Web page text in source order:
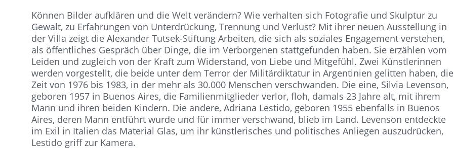
Können Bilder aufklären und die Welt verändern? Wie verhalten sich Fotografie und Skulptur zu
Gewalt, zu Erfahrungen von Unterdrückung, Trennung und Verlust? Mit ihrer neuen Ausstellung in
der Villa zeigt die Alexander Tutsek-Stiftung Arbeiten, die sich als soziales Engagement verstehen,
als öffentliches Gespräch über Dinge, die im Verborgenen stattgefunden haben. Sie erzählen vom
Leiden und zugleich von der Kraft zum Widerstand, von Liebe und Mitgefühl. Zwei Künstlerinnen
werden vorgestellt, die beide unter dem Terror der Militärdiktatur in Argentinien gelitten haben, die
Zeit von 1976 bis 1983, in der mehr als 30.000 Menschen verschwanden. Die eine, Silvia Levenson,
geboren 1957 in Buenos Aires, die Familienmitglieder verlor, floh, damals 23 Jahre alt, mit ihrem
Mann und ihren beiden Kindern. Die andere, Adriana Lestido, geboren 1955 ebenfalls in Buenos
Aires, deren Mann entführt wurde und für immer verschwand, blieb im Land. Levenson entdeckte
im Exil in Italien das Material Glas, um ihr künstlerisches und politisches Anliegen auszudrücken,
Lestido griff zur Kamera.